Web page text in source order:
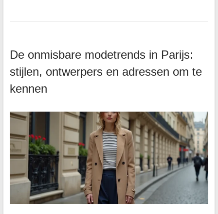
De onmisbare modetrends in Parijs:
stijlen, ontwerpers en adressen om te
kennen